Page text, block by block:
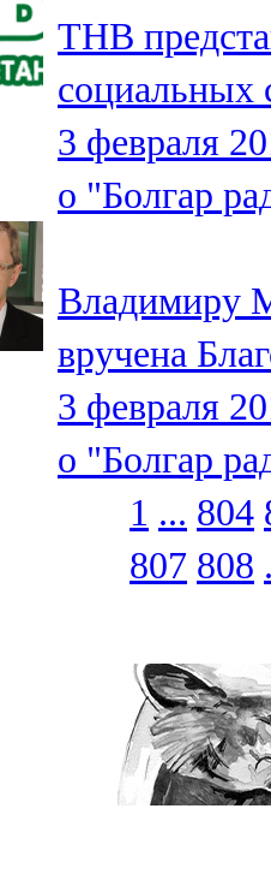
ТНВ
социальных
3 февраля
о "Болгар
Владимиру
вручена
3 февраля
о "Болгар
1 ... 804
807 808